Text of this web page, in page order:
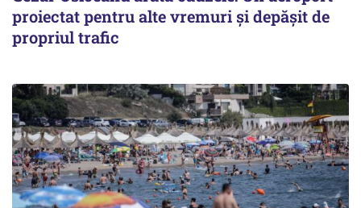
proiectat pentru alte vremuri și depășit de
propriul trafic